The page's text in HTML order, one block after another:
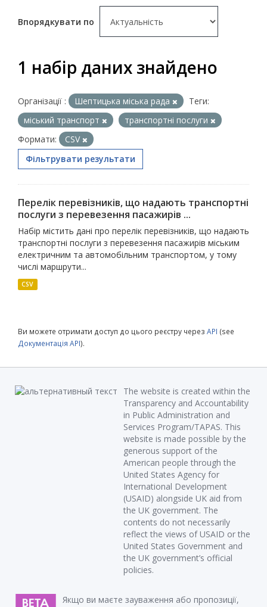
Впорядкувати по
1 набір даних знайдено
Організації : Шептицька міська рада
Теги:
міський транспорт
транспортні послуги
Формати:
CSV
Фільтрувати результати
Перелік перевізників, що надають транспортні
послуги з перевезення пасажирів ...
Набір містить дані про перелік перевізників, що надають
транспортні послуги з перевезення пасажирів міським
електричним та автомобільним транспортом, у тому
числі маршрути...
CSV
Ви можете отримати доступ до цього реєстру через API (see
Документація API).
The website is created within the
Transparency and Accountability
in Public Administration and
Services Program/TAPAS. This
website is made possible by the
generous support of the
American people through the
United States Agency for
International Development
(USAID) alongside UK aid from
the UK government. The
contents do not necessarily
reflect the views of USAID or the
United States Government and
the UK government’s official
policies.
Якщо ви маєте зауваження або пропозиції,